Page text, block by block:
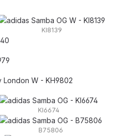
KI8139
KI6674
B75806